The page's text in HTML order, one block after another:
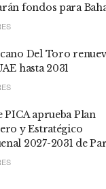
fondos para
Del Toro
hasta 2031
PICA aprueba Plan
y Estratégico
2027-2031 de